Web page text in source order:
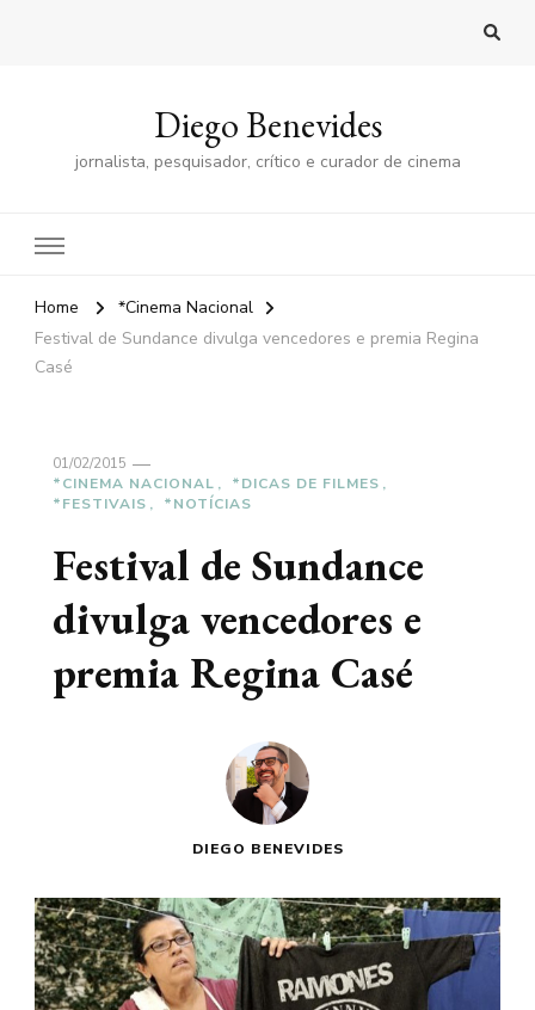
Diego Benevides
jornalista, pesquisador, crítico e curador de cinema
Home
*Cinema Nacional
Festival de Sundance divulga vencedores e premia Regina
Casé
01/02/2015
*CINEMA NACIONAL
*DICAS DE FILMES
*FESTIVAIS
*NOTÍCIAS
Festival de Sundance
divulga vencedores e
premia Regina Casé
DIEGO BENEVIDES